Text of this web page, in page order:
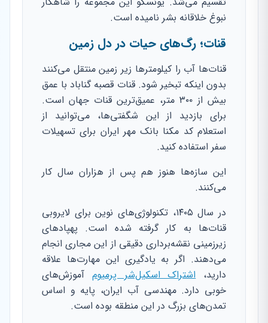
نبوغ خلاقانه بشر نامیده است.
قنات؛ رگ‌های حیات در دل زمین
قنات‌ها آب را کیلومترها زیر زمین منتقل می‌کنند
بدون اینکه تبخیر شود. قنات قصبه گناباد با عمق
بیش از ۳۰۰ متر، عمیق‌ترین قنات جهان است.
برای بازدید از این شگفتی‌ها، می‌توانید از
استعلام کد مکنا بانک مهر ایران برای تسهیلات
سفر استفاده کنید.
این سازه‌ها هنوز هم پس از هزاران سال کار
می‌کنند.
در سال ۱۴۰۵، تکنولوژی‌های نوین برای لایروبی
قنات‌ها به کار گرفته شده است. پهپادهای
زیرزمینی نقشه‌برداری دقیقی از این مجاری انجام
می‌دهند. اگر به یادگیری این مهارت‌ها علاقه
دارید،اشتراک اسکیل‌شر پرمیوم آموزش‌های
خوبی دارد. مهندسی آب ایران، پایه و اساس
تمدن‌های بزرگ در این منطقه بوده است.